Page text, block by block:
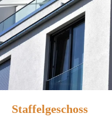
Staffelgeschoss